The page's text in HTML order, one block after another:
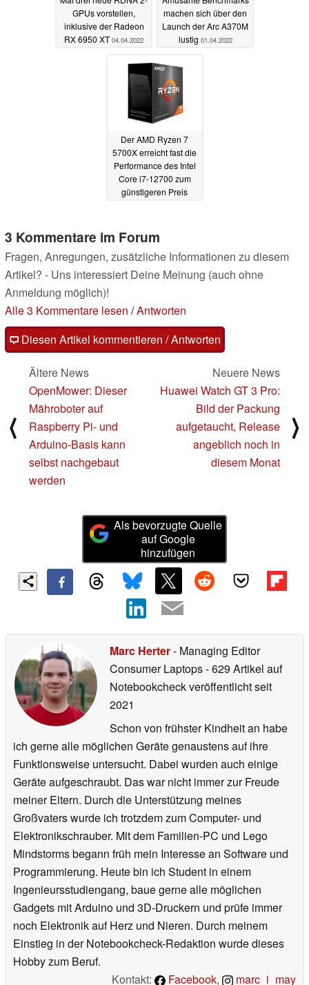
GPUs vorstellen,
inklusive der Radeon
RX 6950 XT04.04.2022
machen sich über den
Launch der Arc A370M
lustig 01.04.2022
Der AMD Ryzen 7
5700X erreicht fast die
Performance des Intel
Core i7-12700 zum
günstigeren Preis
3 Kommentare im Forum
Fragen, Anregungen, zusätzliche Informationen zu diesem
Artikel? - Uns interessiert Deine Meinung (auch ohne
Anmeldung möglich)!
Alle 3 Kommentare lesen /Antworten
Diesen Artikel kommentieren / Antworten
⟨
Ältere News
OpenMower: Dieser
Mähroboter auf
Raspberry Pi- und
Arduino-Basis kann
selbst nachgebaut
werden
Neuere News
Huawei Watch GT 3 Pro:
Bild der Packung
aufgetaucht, Release
angeblich noch in
diesem Monat
⟩
Als bevorzugte Quelle
auf Google
hinzufügen
Marc Herter- Managing Editor
Consumer Laptops- 629 Artikel auf
Notebookcheck veröffentlichtseit
2021
Schon von frühster Kindheit an habe
ich gerne alle möglichen Geräte genaustens auf ihre
Funktionsweise untersucht. Dabei wurden auch einige
Geräte aufgeschraubt. Das war nicht immer zur Freude
meiner Eltern. Durch die Unterstützung meines
Großvaters wurde ich trotzdem zum Computer- und
Elektronikschrauber. Mit dem Familien-PC und Lego
Mindstorms begann früh mein Interesse an Software und
Programmierung. Heute bin ich Student in einem
Ingenieursstudiengang, baue gerne alle möglichen
Gadgets mit Arduino und 3D-Druckern und prüfe immer
noch Elektronik auf Herz und Nieren. Durch meinem
Einstieg in der Notebookcheck-Redaktion wurde dieses
Hobby zum Beruf.
Kontakt:
Facebook, marc_i_may